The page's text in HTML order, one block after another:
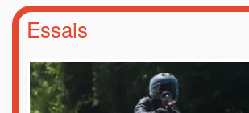
Essais